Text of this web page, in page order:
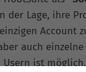
der Lage, ihre
Account
auch einzelne
ist